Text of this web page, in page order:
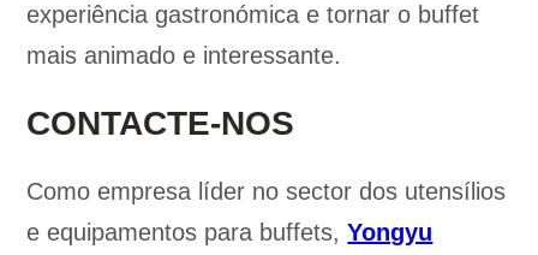
experiência gastronómica e tornar o buffet
mais animado e interessante.
CONTACTE-NOS
Como empresa líder no sector dos utensílios
e equipamentos para buffets,Yongyu